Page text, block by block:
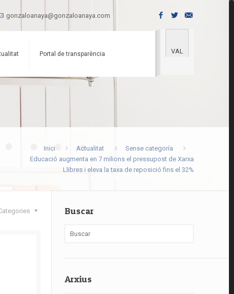
gonzaloanaya@gonzaloanaya.com
Portal de transparència VAL
Inici Actualitat
Sense categoría
Educació augmenta en 7 milions el pressupost de Xarxa
Llibres i eleva la taxa de reposició fins el 32%
Buscar
Arxius